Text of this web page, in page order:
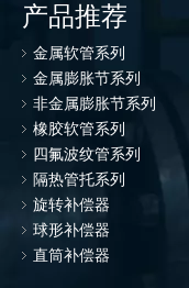
产品推荐
金属软管系列
金属膨胀节系列
非金属膨胀节系列
橡胶软管系列
四氟波纹管系列
隔热管托系列
旋转补偿器
球形补偿器
直筒补偿器